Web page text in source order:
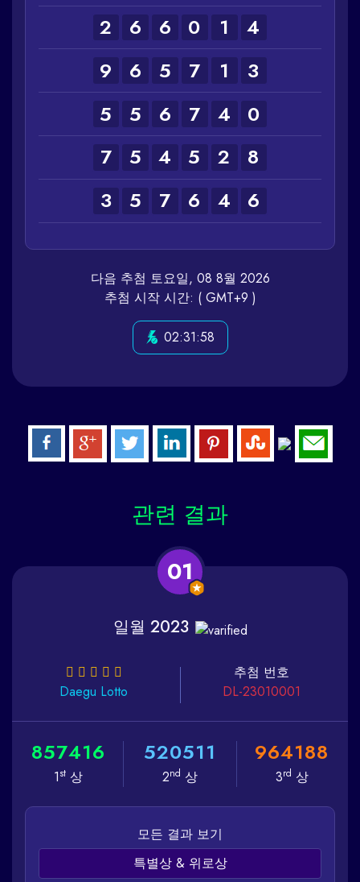
2
6 6 0 1
4
9
6 5 7 1
3
5
5 6 7 4
0
7
5 4 5 2
8
3
5 7 6 4 6
다음 추첨 토요일, 08 8월 2026
추첨 시작 시간: ( GMT+9 )
02:31:58
관련 결과
01
일월 2023
Daegu Lotto
추첨 번호
DL-23010001
857416
1st상
520511
2nd 상
964188
3rd 상
모든 결과 보기
특별상 & 위로상